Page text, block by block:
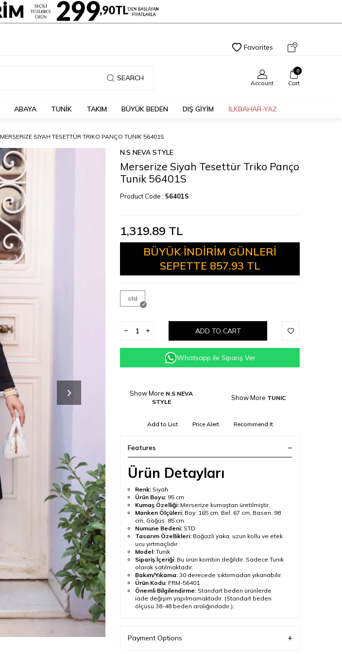
Favorites
SEARCH
Account
0
Cart
ABAYA TUNİK TAKIM BÜYÜK BEDEN DIŞ GİYİM İLKBAHAR-YAZ
MERSERIZE SIYAH TESETTÜR TRIKO PANÇO TUNIK 56401S
N.S NEVA STYLE
Merserize Siyah Tesettür Triko Panço
Tunik 56401S
Product Code : 56401S
1,319.89 TL
BÜYÜK İNDİRİM GÜNLERİ
SEPETTE 857.93 TL
std
ADD TO CART
Whatsapp ile Sipariş Ver
Show More N.S NEVA
STYLE
Show More TUNIC
Add to List Price Alert Recommend It
Features
Ürün Detayları
Renk: Siyah
Ürün Boyu: 95 cm
Kumaş Özelliği: Merserize kumaştan üretilmiştir.
Manken Ölçüleri: Boy: 165 cm, Bel: 67 cm, Basen: 98
cm, Göğüs: 85 cm
Numune Bedeni: STD
Tasarım Özellikleri: Boğazlı yaka, uzun kollu ve etek
ucu yırtmaçlıdır.
Model: Tunik
Sipariş İçeriği: Bu ürün kombin değildir. Sadece Tunik
olarak satılmaktadır.
Bakım/Yıkama: 30 derecede sıktırmadan yıkanabilir.
Ürün Kodu: FRM-56401
Önemli Bilgilendirme: Standart beden ürünlerde
iade değişim yapılmamaktadır. (Standart beden
ölçüsü 38-48 beden aralığındadır.).
Ürün Açıklaması
Payment Options